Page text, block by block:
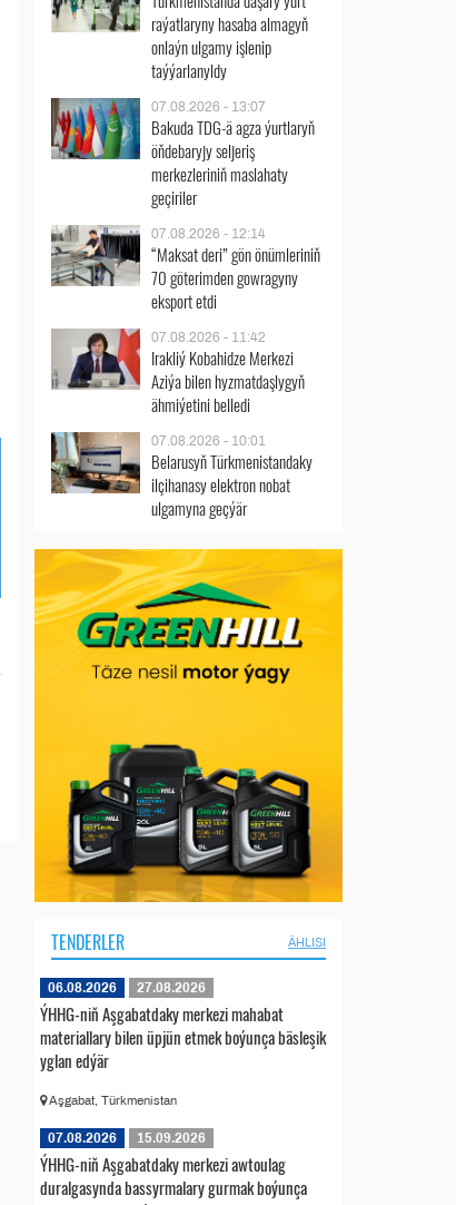
raýatlaryny hasaba almagyň
onlaýn ulgamy işlenip
taýýarlanyldy
07.08.2026 - 13:07
Bakuda TDG-ä agza ýurtlaryň
öňdebaryjy seljeriş
merkezleriniň maslahaty
geçiriler
07.08.2026 - 12:14
“Maksat deri” gön önümleriniň
70 göterimden gowragyny
eksport etdi
07.08.2026 - 11:42
Irakliý Kobahidze Merkezi
Aziýa bilen hyzmatdaşlygyň
ähmiýetini belledi
07.08.2026 - 10:01
Belarusyň Türkmenistandaky
ilçihanasy elektron nobat
ulgamyna geçýär
TENDERLER ÄHLISI
06.08.2026 27.08.2026
ÝHHG-niň Aşgabatdaky merkezi mahabat
materiallary bilen üpjün etmek boýunça bäsleşik
yglan edýär
Aşgabat, Türkmenistan
07.08.2026 15.09.2026
ÝHHG-niň Aşgabatdaky merkezi awtoulag
duralgasynda bassyrmalary gurmak boýunça